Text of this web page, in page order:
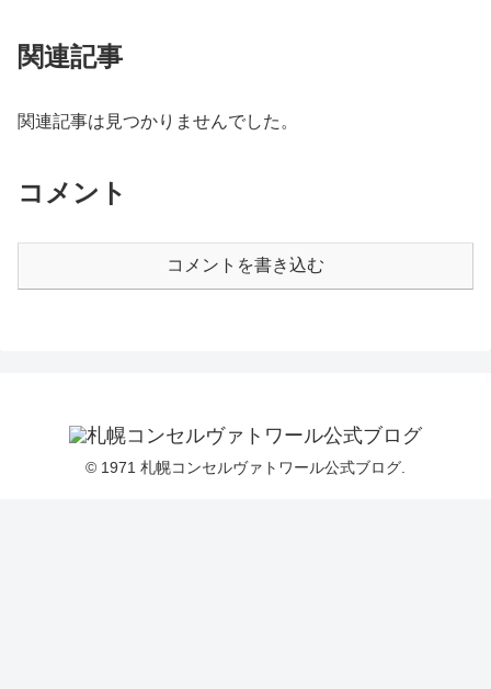
関連記事
関連記事は見つかりませんでした。
コメント
コメントを書き込む
© 1971 札幌コンセルヴァトワール公式ブログ.